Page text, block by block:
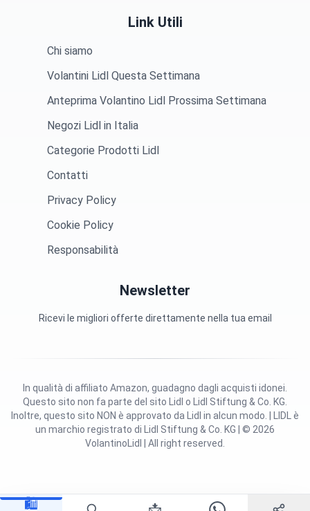
🛍️
Link Utili
Chi siamo
Volantini Lidl Questa Settimana
Anteprima Volantino Lidl Prossima Settimana
Negozi Lidl in Italia
Categorie Prodotti Lidl
Contatti
Privacy Policy
Cookie Policy
Responsabilità
Newsletter
Ricevi le migliori offerte direttamente nella tua email
Questo sito non fa parte del sito Lidl o Lidl Stiftung & Co. KG.
Inoltre, questo sito NON è approvato da Lidl in alcun modo. | LIDL è
un marchio registrato di Lidl Stiftung & Co. KG | © 2026
VolantinoLidl | All right reserved.
In qualità di affiliato Amazon, guadagno dagli acquisti idonei.